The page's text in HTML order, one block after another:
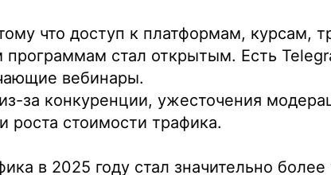
что доступ к платформам, курсам,
программам стал открытым. Есть
вебинары.
за конкуренции, ужесточения
роста стоимости трафика.
в 2025 году стал значительно